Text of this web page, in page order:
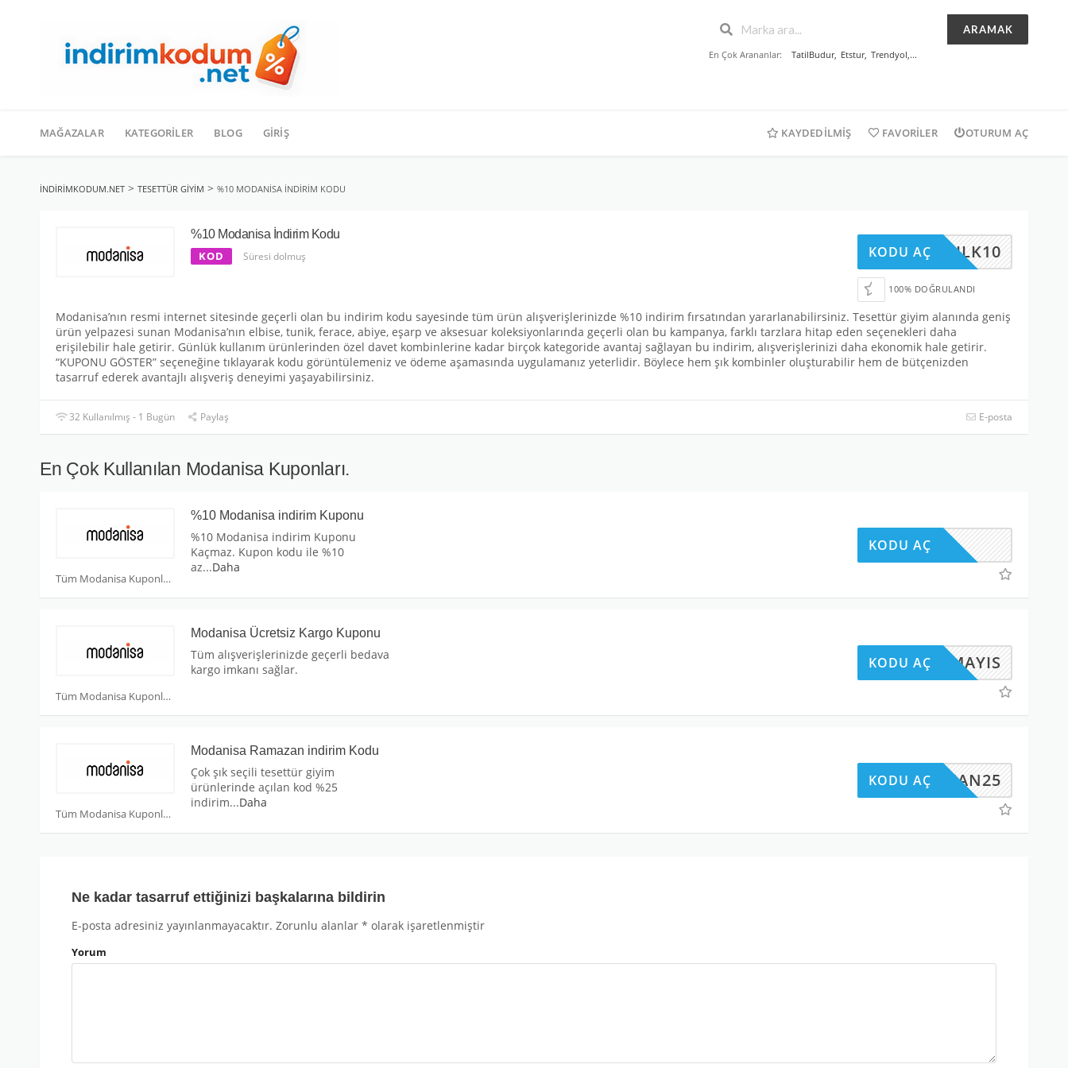
ARAMAK
En Çok Arananlar: TatilBudur, Etstur, Trendyol,...
geç
MAĞAZALAR KATEGORILER BLOG GIRIŞ KAYDEDILMIŞ FAVORILER OTURUM AÇ
INDIRIMKODUM.NET > TESETTÜR GIYIM > %10 MODANISA İNDIRIM KODU
%10 Modanisa İndirim Kodu
KOD Süresi dolmuş ILK10
KODU AÇ
100% DOĞRULANDI
Modanisa’nın resmi internet sitesinde geçerli olan bu indirim kodu sayesinde tüm ürün alışverişlerinizde %10 indirim fırsatından yararlanabilirsiniz. Tesettür giyim alanında geniş
ürün yelpazesi sunan Modanisa’nın elbise, tunik, ferace, abiye, eşarp ve aksesuar koleksiyonlarında geçerli olan bu kampanya, farklı tarzlara hitap eden seçenekleri daha
erişilebilir hale getirir. Günlük kullanım ürünlerinden özel davet kombinlerine kadar birçok kategoride avantaj sağlayan bu indirim, alışverişlerinizi daha ekonomik hale getirir.
“KUPONU GÖSTER” seçeneğine tıklayarak kodu görüntülemeniz ve ödeme aşamasında uygulamanız yeterlidir. Böylece hem şık kombinler oluşturabilir hem de bütçenizden
tasarruf ederek avantajlı alışveriş deneyimi yaşayabilirsiniz.
32 Kullanılmış - 1 Bugün Paylaş E-posta
En Çok Kullanılan Modanisa Kuponları.
Tüm Modanisa Kuponları
%10 Modanisa indirim Kuponu
%10 Modanisa indirim Kuponu
Kaçmaz. Kupon kodu ile %10
az...Daha
KODU AÇ
Tüm Modanisa Kuponları
Modanisa Ücretsiz Kargo Kuponu
Tüm alışverişlerinizde geçerli bedava
kargo imkanı sağlar.
MAYIS
KODU AÇ
Tüm Modanisa Kuponları
Modanisa Ramazan indirim Kodu
Çok şık seçili tesettür giyim
ürünlerinde açılan kod %25
indirim...Daha
AMAZAN25
KODU AÇ
Ne kadar tasarruf ettiğinizi başkalarına bildirin
E-posta adresiniz yayınlanmayacaktır. Zorunlu alanlar * olarak işaretlenmiştir
Yorum